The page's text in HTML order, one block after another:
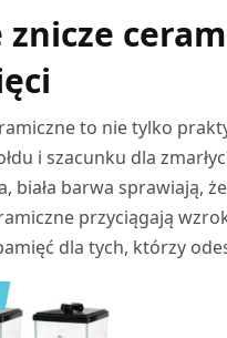
znicze
to nie tylko
i szacunku dla
biała barwa sprawiają,
przyciągają
dla tych, którzy